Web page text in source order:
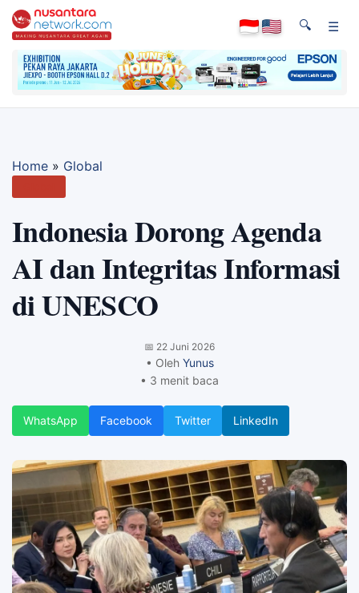
🔍 ☰
Home » Global
Indonesia Dorong Agenda
AI dan Integritas Informasi
di UNESCO
📅 22 Juni 2026
• Oleh Yunus
• 3 menit baca
WhatsApp Facebook Twitter LinkedIn